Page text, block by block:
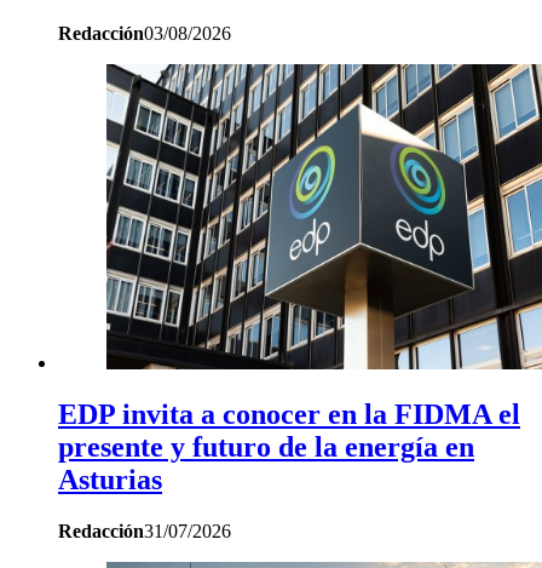
Redacción03/08/2026
EDP invita a conocer en la FIDMA el
presente y futuro de la energía en
Asturias
Redacción31/07/2026